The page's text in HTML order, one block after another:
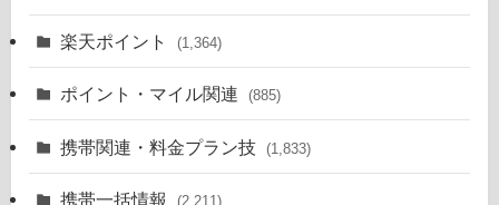
楽天ポイント (1,364)
ポイント・マイル関連 (885)
携帯関連・料金プラン技 (1,833)
携帯一括情報 (2,211)